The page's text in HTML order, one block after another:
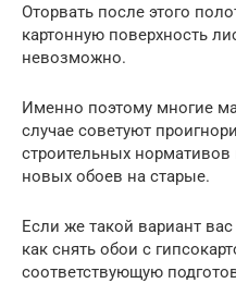
Оторвать после этого
картонную поверхность
невозможно.
Именно поэтому многие
случае советуют
строительных нормативов
новых обоев на старые.
Если же такой вариант
как снять обои с
соответствующую